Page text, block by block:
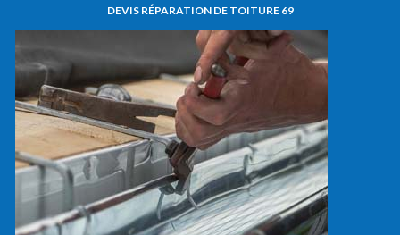
DEVIS RÉPARATION DE TOITURE 69